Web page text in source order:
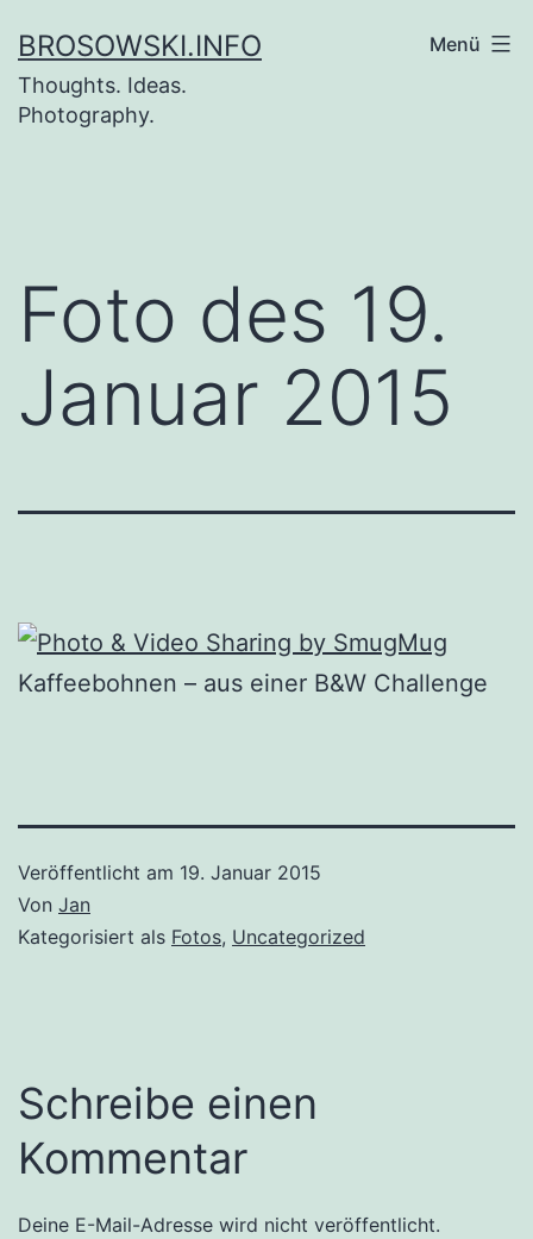
Inhalt
springen
BROSOWSKI.INFO
Thoughts. Ideas.
Photography.
Menü
Foto des 19.
Januar 2015
Kaffeebohnen – aus einer B&W Challenge
Veröffentlicht am 19. Januar 2015
Von Jan
Kategorisiert als Fotos, Uncategorized
Schreibe einen
Kommentar
Deine E-Mail-Adresse wird nicht veröffentlicht.